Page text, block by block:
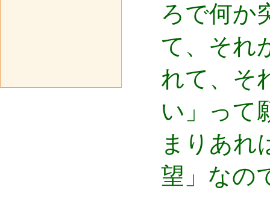
ろで何か
て、それ
れて、そ
い」って
まりあれ
望」なの